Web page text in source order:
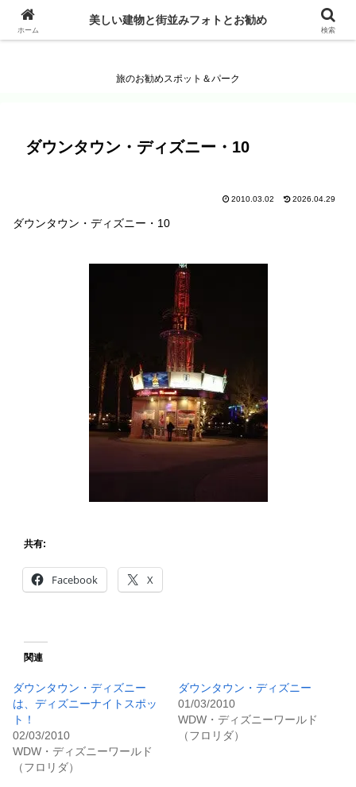
美しい建物と街並みフォトとお勧め
旅のお勧めスポット＆パーク
ダウンタウン・ディズニー・10
2010.03.02 2026.04.29
ダウンタウン・ディズニー・10
共有:
Facebook X
関連
ダウンタウン・ディズニー
は、ディズニーナイトスポッ
ト！
02/03/2010
WDW・ディズニーワールド
（フロリダ）
ダウンタウン・ディズニー
01/03/2010
WDW・ディズニーワールド
（フロリダ）
ホーム
美しい建物と街並みフォトとお勧め
検索